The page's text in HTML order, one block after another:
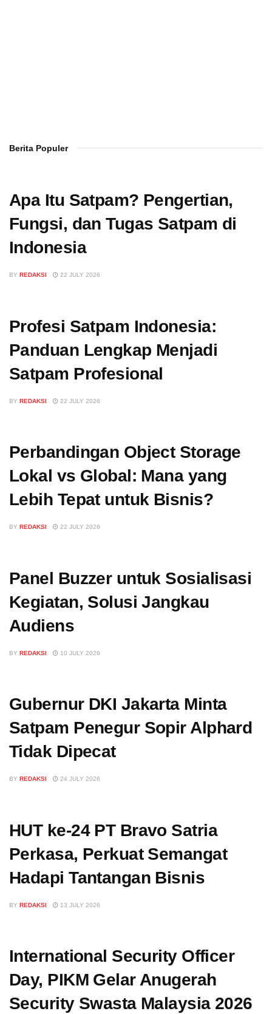
Berita Populer
Apa Itu Satpam? Pengertian,
Fungsi, dan Tugas Satpam di
Indonesia
BY REDAKSI 22 JULY 2026
Profesi Satpam Indonesia:
Panduan Lengkap Menjadi
Satpam Profesional
BY REDAKSI 22 JULY 2026
Perbandingan Object Storage
Lokal vs Global: Mana yang
Lebih Tepat untuk Bisnis?
BY REDAKSI 22 JULY 2026
Panel Buzzer untuk Sosialisasi
Kegiatan, Solusi Jangkau
Audiens
BY REDAKSI 10 JULY 2026
Gubernur DKI Jakarta Minta
Satpam Penegur Sopir Alphard
Tidak Dipecat
BY REDAKSI 24 JULY 2026
HUT ke-24 PT Bravo Satria
Perkasa, Perkuat Semangat
Hadapi Tantangan Bisnis
BY REDAKSI 13 JULY 2026
International Security Officer
Day, PIKM Gelar Anugerah
Security Swasta Malaysia 2026